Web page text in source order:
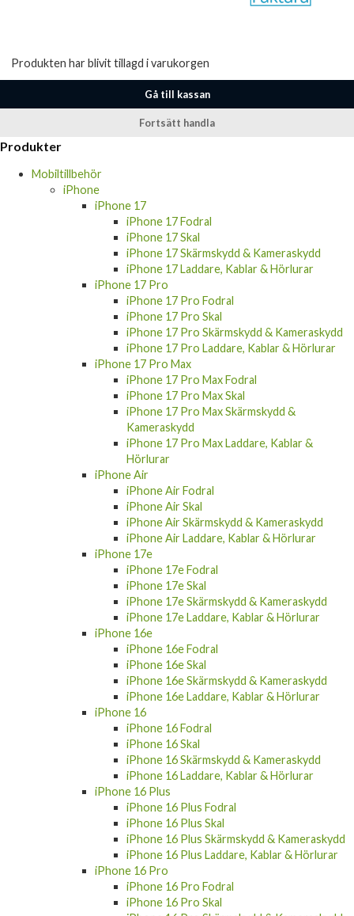
Produkten har blivit tillagd i varukorgen
Gå till kassan
Fortsätt handla
Produkter
Mobiltillbehör
iPhone
iPhone 17
iPhone 17 Fodral
iPhone 17 Skal
iPhone 17 Skärmskydd & Kameraskydd
iPhone 17 Laddare, Kablar & Hörlurar
iPhone 17 Pro
iPhone 17 Pro Fodral
iPhone 17 Pro Skal
iPhone 17 Pro Skärmskydd & Kameraskydd
iPhone 17 Pro Laddare, Kablar & Hörlurar
iPhone 17 Pro Max
iPhone 17 Pro Max Fodral
iPhone 17 Pro Max Skal
iPhone 17 Pro Max Skärmskydd &
Kameraskydd
iPhone 17 Pro Max Laddare, Kablar &
Hörlurar
iPhone Air
iPhone Air Fodral
iPhone Air Skal
iPhone Air Skärmskydd & Kameraskydd
iPhone Air Laddare, Kablar & Hörlurar
iPhone 17e
iPhone 17e Fodral
iPhone 17e Skal
iPhone 17e Skärmskydd & Kameraskydd
iPhone 17e Laddare, Kablar & Hörlurar
iPhone 16e
iPhone 16e Fodral
iPhone 16e Skal
iPhone 16e Skärmskydd & Kameraskydd
iPhone 16e Laddare, Kablar & Hörlurar
iPhone 16
iPhone 16 Fodral
iPhone 16 Skal
iPhone 16 Skärmskydd & Kameraskydd
iPhone 16 Laddare, Kablar & Hörlurar
iPhone 16 Plus
iPhone 16 Plus Fodral
iPhone 16 Plus Skal
iPhone 16 Plus Skärmskydd & Kameraskydd
iPhone 16 Plus Laddare, Kablar & Hörlurar
iPhone 16 Pro
iPhone 16 Pro Fodral
iPhone 16 Pro Skal